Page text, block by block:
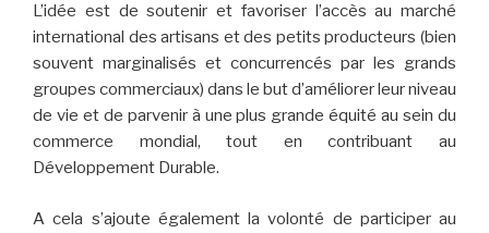
L’idée est de soutenir et favoriser l’accès au marché
international des artisans et des petits producteurs (bien
souvent marginalisés et concurrencés par les grands
groupes commerciaux) dans le but d’améliorer leur niveau
de vie et de parvenir à une plus grande équité au sein du
commerce mondial, tout en contribuant au
Développement Durable.
A cela s’ajoute également la volonté de participer au